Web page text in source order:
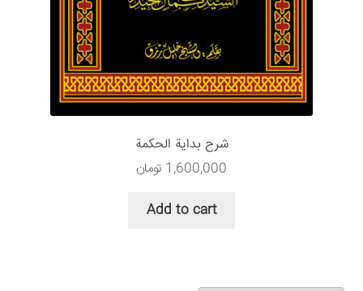
سبد خرید
قوانین و مقررات
شرح بداية الحكمة
1,600,000 تومان
Add to cart